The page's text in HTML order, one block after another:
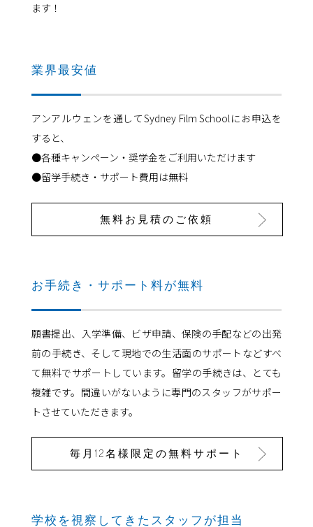
ます！
業界最安値
アンアルウェンを通してSydney Film Schoolにお申込を
すると、
●各種キャンペーン・奨学金をご利用いただけます
●留学手続き・サポート費用は無料
無料お見積のご依頼
お手続き・サポート料が無料
願書提出、入学準備、ビザ申請、保険の手配などの出発
前の手続き、そして現地での生活面のサポートなどすべ
て無料でサポートしています。留学の手続きは、とても
複雑です。間違いがないように専門のスタッフがサポー
トさせていただきます。
毎月12名様限定の無料サポート
学校を視察してきたスタッフが担当